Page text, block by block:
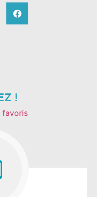
!
favoris